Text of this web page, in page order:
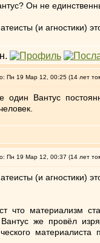
Он не
(и агностики)
Пн 19 Мар 12, 00:25 (14 лет
один Вантус
Пн 19 Мар 12, 00:37 (14 лет
(и агностики)
что материализм
Вантус же провёл
материалиста